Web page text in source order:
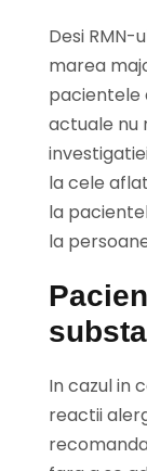
Desi
marea
pacientele
actuale nu
la cele
la
la
In cazul in
reactii